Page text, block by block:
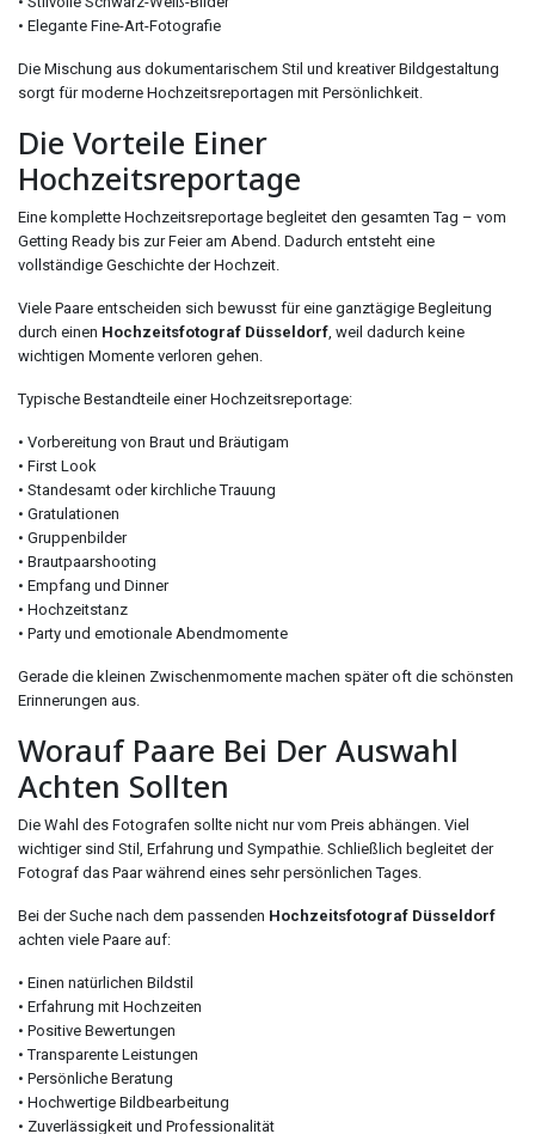
• Elegante Fine-Art-Fotografie
Die Mischung aus dokumentarischem Stil und kreativer Bildgestaltung
sorgt für moderne Hochzeitsreportagen mit Persönlichkeit.
Die Vorteile Einer
Hochzeitsreportage
Eine komplette Hochzeitsreportage begleitet den gesamten Tag – vom
Getting Ready bis zur Feier am Abend. Dadurch entsteht eine
vollständige Geschichte der Hochzeit.
Viele Paare entscheiden sich bewusst für eine ganztägige Begleitung
durch einen Hochzeitsfotograf Düsseldorf, weil dadurch keine
wichtigen Momente verloren gehen.
Typische Bestandteile einer Hochzeitsreportage:
• Vorbereitung von Braut und Bräutigam
• First Look
• Standesamt oder kirchliche Trauung
• Gratulationen
• Gruppenbilder
• Brautpaarshooting
• Empfang und Dinner
• Hochzeitstanz
• Party und emotionale Abendmomente
Gerade die kleinen Zwischenmomente machen später oft die schönsten
Erinnerungen aus.
Worauf Paare Bei Der Auswahl
Achten Sollten
Die Wahl des Fotografen sollte nicht nur vom Preis abhängen. Viel
wichtiger sind Stil, Erfahrung und Sympathie. Schließlich begleitet der
Fotograf das Paar während eines sehr persönlichen Tages.
Bei der Suche nach dem passenden Hochzeitsfotograf Düsseldorf
achten viele Paare auf:
• Einen natürlichen Bildstil
• Erfahrung mit Hochzeiten
• Positive Bewertungen
• Transparente Leistungen
• Persönliche Beratung
• Hochwertige Bildbearbeitung
• Zuverlässigkeit und Professionalität